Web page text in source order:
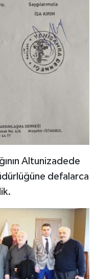
Altunizadede
defalarca